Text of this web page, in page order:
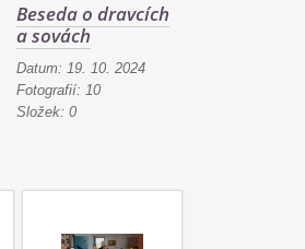
Beseda o dravcích
a sovách
Datum: 19. 10. 2024
Fotografií: 10
Složek: 0